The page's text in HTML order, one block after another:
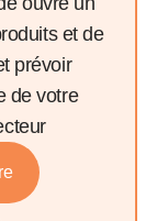
et de
prévoir
de votre